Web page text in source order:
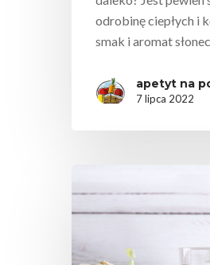
odrobinę ciepłych i
smak i aromat
apetyt na
7 lipca 2022